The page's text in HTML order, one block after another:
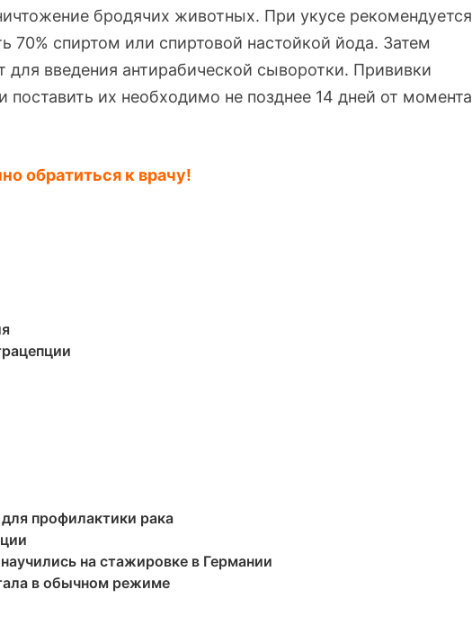
бродячих животных. При укусе рекомендуется
70% спиртом или спиртовой настойкой йода. Затем
для введения антирабической сыворотки. Прививки
их необходимо не позднее 14 дней от момента
обратиться к врачу!
профилактики рака
на стажировке в Германии
в обычном режиме